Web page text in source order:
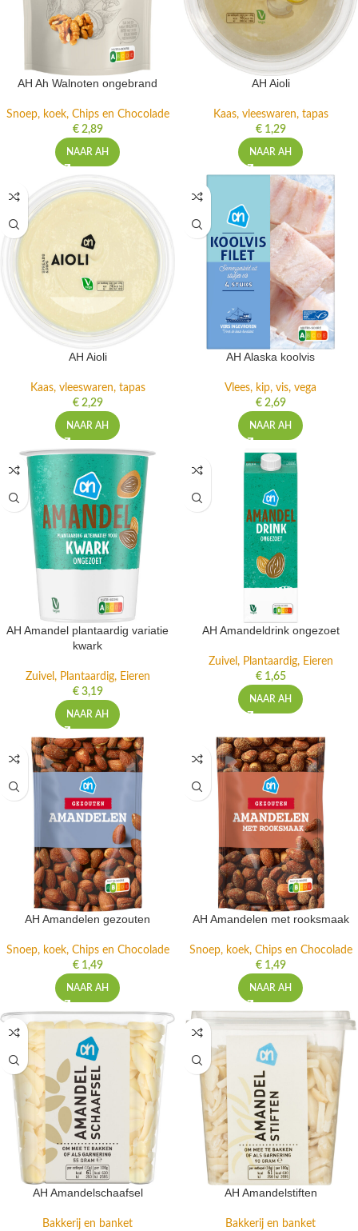
AH Ah Walnoten ongebrand
Snoep, koek, Chips en Chocolade
€2,89
NAAR AH
AH Aioli
Kaas, vleeswaren, tapas
€1,29
NAAR AH
AH Aioli
Kaas, vleeswaren, tapas
€2,29
NAAR AH
AH Alaska koolvis
Vlees, kip, vis, vega
€2,69
NAAR AH
AH Amandel plantaardig variatie
kwark
Zuivel, Plantaardig, Eieren
€3,19
NAAR AH
AH Amandeldrink ongezoet
Zuivel, Plantaardig, Eieren
€1,65
NAAR AH
AH Amandelen gezouten
Snoep, koek, Chips en Chocolade
€1,49
NAAR AH
AH Amandelen met rooksmaak
Snoep, koek, Chips en Chocolade
€1,49
NAAR AH
AH Amandelschaafsel
Bakkerij en banket
AH Amandelstiften
Bakkerij en banket